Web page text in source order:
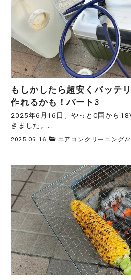
もしかしたら超安くバッテ
作れるかも！パート3
2025年6月16日、やっとC国から
きました。...
2025-06-16 エアコンクリーニング/